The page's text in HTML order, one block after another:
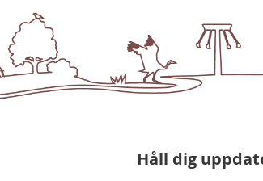
Håll dig